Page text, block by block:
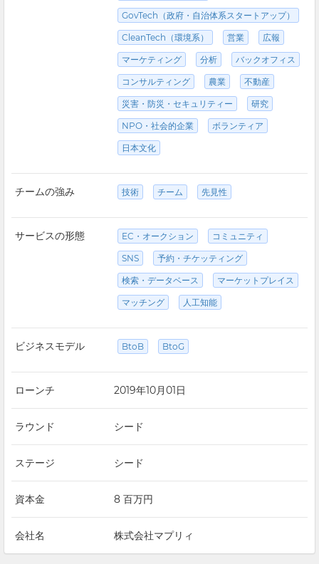
GovTech（政府・自治体系スタートアップ）
CleanTech（環境系） 営業 広報
マーケティング 分析 バックオフィス
コンサルティング 農業 不動産
災害・防災・セキュリティー 研究
NPO・社会的企業 ボランティア
日本文化
チームの強み 技術 チーム 先見性
サービスの形態 EC・オークション コミュニティ
SNS 予約・チケッティング
検索・データベース マーケットプレイス
マッチング 人工知能
ビジネスモデル BtoB BtoG
ローンチ 2019年10月01日
ラウンド シード
ステージ シード
資本金 8 百万円
会社名 株式会社マプリィ